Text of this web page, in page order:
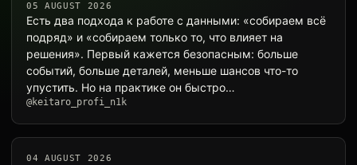
05 AUGUST 2026
Есть два подхода к работе с данными: «собираем всё
подряд» и «собираем только то, что влияет на
решения». Первый кажется безопасным: больше
событий, больше деталей, меньше шансов что-то
упустить. Но на практике он быстро…
@keitaro_profi_n1k
04 AUGUST 2026